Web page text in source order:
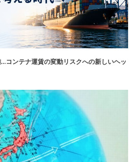
コンテナ運賃の変動リスクへの新しいヘッ